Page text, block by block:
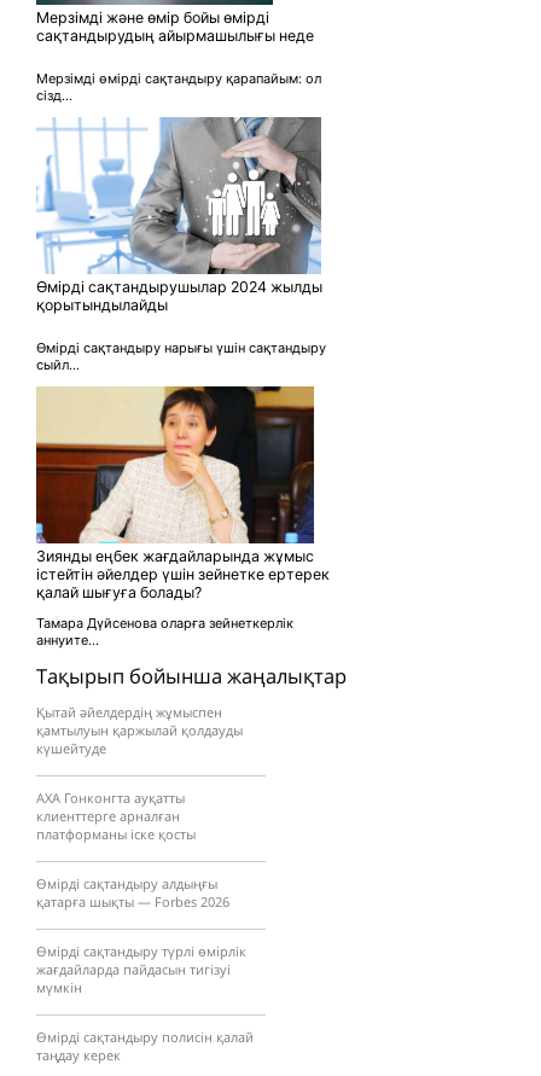
Тақырып бойынша жаңалықтар
Қытай әйелдердің жұмыспен
қамтылуын қаржылай қолдауды
күшейтуде
AXA Гонконгта ауқатты
клиенттерге арналған
платформаны іске қосты
Өмірді сақтандыру алдыңғы
қатарға шықты — Forbes 2026
Өмірді сақтандыру түрлі өмірлік
жағдайларда пайдасын тигізуі
мүмкін
Өмірді сақтандыру полисін қалай
таңдау керек
Мерзімді және өмір бойы өмірді
сақтандырудың айырмашылығы неде
Мерзімді өмірді сақтандыру қарапайым: ол
сізд...
Өмірді сақтандырушылар 2024 жылды
қорытындылайды
Өмірді сақтандыру нарығы үшін сақтандыру
сыйл...
Зиянды еңбек жағдайларында жұмыс
істейтін әйелдер үшін зейнетке ертерек
қалай шығуға болады?
Тамара Дүйсенова оларға зейнеткерлік
аннуите...